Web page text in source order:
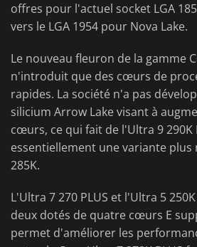
offres pour l'actuel socket LGA
vers le LGA 1954 pour Nova Lake.
Le nouveau fleuron de la gamme
n'introduit que des cœurs de
rapides. La société n'a pas
silicium Arrow Lake visant à
cœurs, ce qui fait de l'Ultra 9 290K
essentiellement une variante
285K.
L'Ultra 7 270 PLUS et l'Ultra 5
deux dotés de quatre cœurs E
permet d'améliorer les